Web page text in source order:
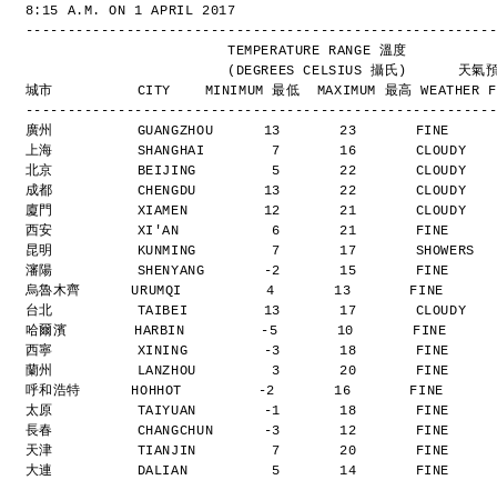
8:15 A.M. ON 1 APRIL 2017
                        TEMPERATURE RANGE 溫度
(DEGREES CELSIUS 攝氏)      天氣
城市          CITY    MINIMUM 最低  MAXIMUM 最高 WEATHER
廣州          GUANGZHOU      13       23       FINE
上海          SHANGHAI        7       16       CLOUDY
北京          BEIJING         5       22       CLOUDY
成都          CHENGDU        13       22       CLOUDY
廈門          XIAMEN         12       21       CLOUDY
西安          XI'AN           6       21       FINE
昆明          KUNMING         7       17       SHOWERS
瀋陽          SHENYANG       -2       15       FINE
烏魯木齊      URUMQI          4       13       FINE
台北          TAIBEI         13       17       CLOUDY
哈爾濱        HARBIN         -5       10       FINE
西寧          XINING         -3       18       FINE
蘭州          LANZHOU         3       20       FINE
呼和浩特      HOHHOT         -2       16       FINE
太原          TAIYUAN        -1       18       FINE
長春          CHANGCHUN      -3       12       FINE
天津          TIANJIN         7       20       FINE
大連          DALIAN          5       14       FINE